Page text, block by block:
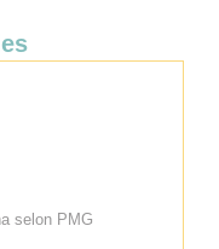
selon PMG